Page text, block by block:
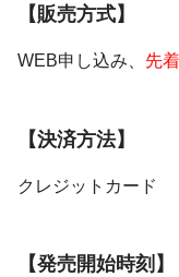
【販売方式】
WEB申し込み、 先
【決済方法】
クレジットカード
【発売開始時刻】